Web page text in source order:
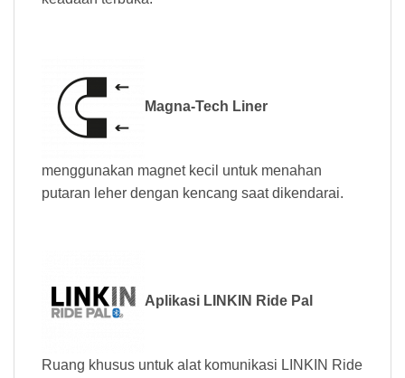
Magna-Tech Liner
menggunakan magnet kecil untuk menahan
putaran leher dengan kencang saat dikendarai.
Aplikasi LINKIN Ride Pal
Ruang khusus untuk alat komunikasi LINKIN Ride